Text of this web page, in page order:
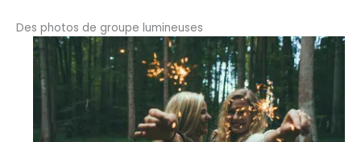
Des photos de groupe lumineuses